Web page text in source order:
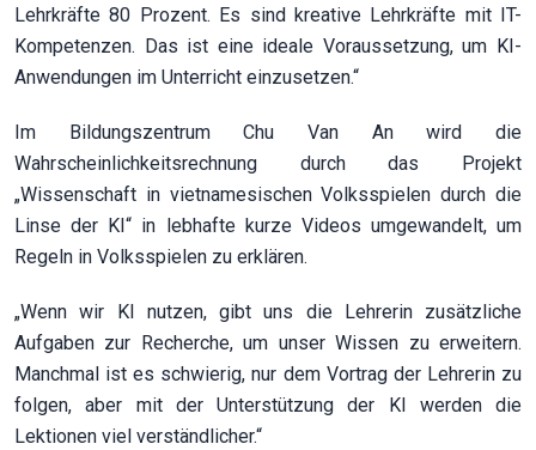
Lehrkräfte 80 Prozent. Es sind kreative Lehrkräfte mit IT-
Kompetenzen. Das ist eine ideale Voraussetzung, um KI-
Anwendungen im Unterricht einzusetzen.“
Im Bildungszentrum Chu Van An wird die
Wahrscheinlichkeitsrechnung durch das Projekt
„Wissenschaft in vietnamesischen Volksspielen durch die
Linse der KI“ in lebhafte kurze Videos umgewandelt, um
Regeln in Volksspielen zu erklären.
„Wenn wir KI nutzen, gibt uns die Lehrerin zusätzliche
Aufgaben zur Recherche, um unser Wissen zu erweitern.
Manchmal ist es schwierig, nur dem Vortrag der Lehrerin zu
folgen, aber mit der Unterstützung der KI werden die
Lektionen viel verständlicher.“